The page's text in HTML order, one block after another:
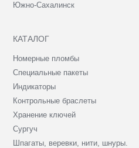
Южно-Сахалинск
КАТАЛОГ
Номерные пломбы
Специальные пакеты
Индикаторы
Контрольные браслеты
Хранение ключей
Сургуч
Шпагаты, веревки, нити, шнуры.